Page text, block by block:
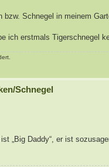
Schnegel in meinem
ich erstmals Tigerschnegel
Schnegel
„Big Daddy“, er ist